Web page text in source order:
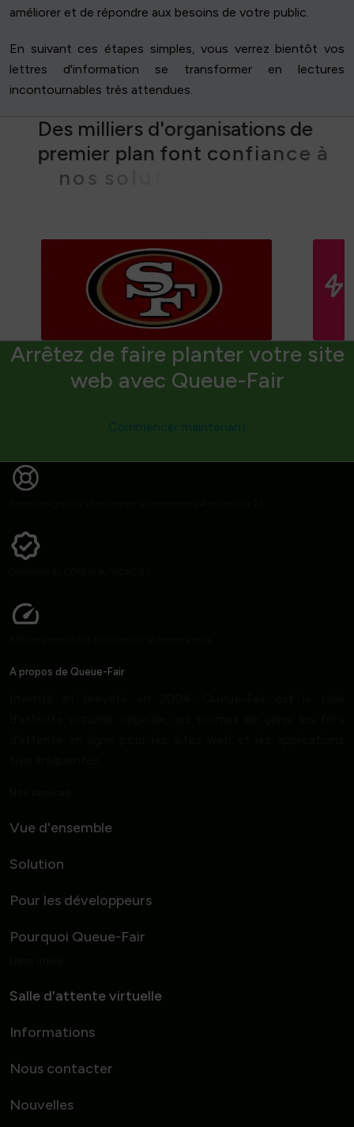
améliorer et de répondre aux besoins de votre public.
En suivant ces étapes simples, vous verrez bientôt vos
lettres d'information se transformer en lectures
incontournables très attendues.
Des milliers d'organisations de
premier plan font confiance à
oss o u
Arrêtez de faire planter votre site
web avec Queue-Fair
A propos de Queue-Fair
Vue d'ensemble
Solution
Pour les développeurs
Pourquoi Queue-Fair
Salle d'attente virtuelle
Informations
Nous contacter
Nouvelles